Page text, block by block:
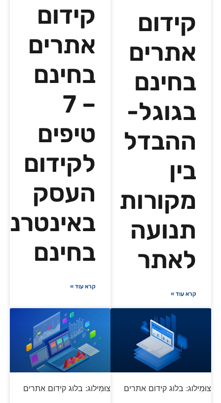
קידום
אתרים
בחינם
בגוגל-
ההבדל
בין
מקורות
תנועה
לאתר
קרא עוד »
קידום
אתרים
בחינם
– 7
טיפים
לקידום
העסק
בחינם
קרא עוד »
צוּמִילוג: בלוג קידום אתרים צוּמִילוג: בלוג קידום אתרים